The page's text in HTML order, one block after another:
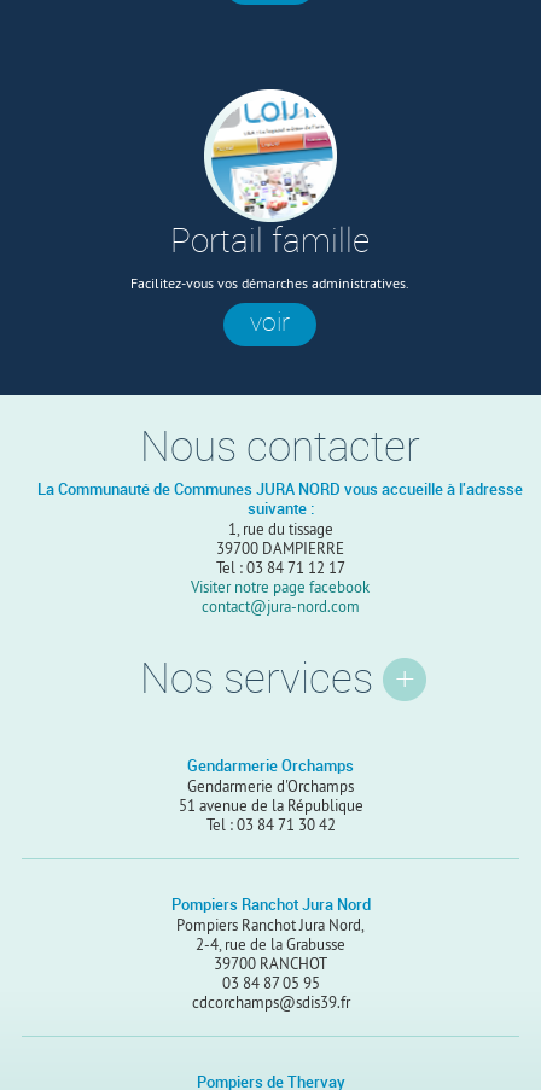
Portail famille
Facilitez-vous vos démarches administratives.
voir
Nous contacter
La Communauté de Communes JURA NORD vous accueille à l'adresse
suivante :
1, rue du tissage
39700 DAMPIERRE
Tel : 03 84 71 12 17
Visiter notre page facebook
contact@jura-nord.com
Nos services
Gendarmerie Orchamps
Gendarmerie d'Orchamps
51 avenue de la République
Tel : 03 84 71 30 42
Pompiers Ranchot Jura Nord
Pompiers Ranchot Jura Nord,
2-4, rue de la Grabusse
39700 RANCHOT
03 84 87 05 95
cdcorchamps@sdis39.fr
Pompiers de Thervay